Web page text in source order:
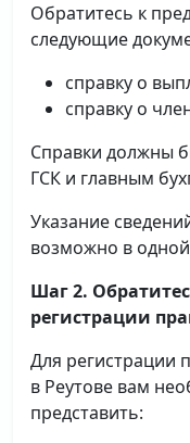
Обратитесь к
следующие
справку о
справку о
Справки должны
ГСК и главным
Указание
возможно в
Шаг 2.
регистрации
Для регистрации
в Реутове вам
представить: